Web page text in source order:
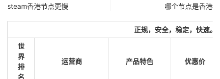
steam香港节点更慢 哪个节点是香港
正规，安全，稳定，快速。
世
界
排
名
运营商 产品特色 优惠价